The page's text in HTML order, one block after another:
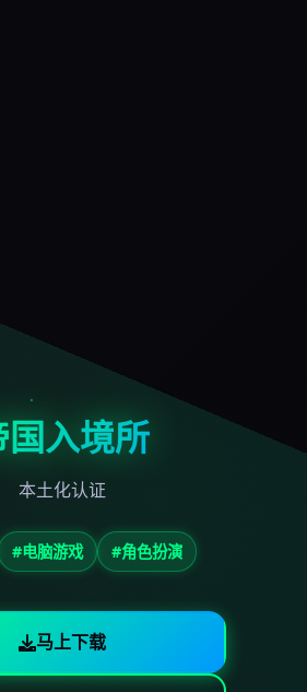
国入境所
本土化认证
#电脑游戏 #角色扮演
马上下载